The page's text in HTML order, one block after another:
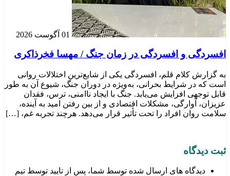
01 آگوست 2026
افسردگی و افسردگی در زمان جنگ / مهسا فخرذاکری
به گزارش کلام قلم، افسردگی یکی از شایع‌ترین اختلالات روانی
است که در شرایط بحرانی، به‌ویژه در دوران جنگ، شیوع آن به طور
قابل توجهی افزایش می‌یابد. جنگ با ایجاد ناامنی، ترس، فقدان
عزیزان، آوارگی، مشکلات اقتصادی و از بین رفتن امید به آینده،
سلامت روان افراد را تحت تأثیر قرار می‌دهد. هرچند تجربه غم، […]
ثبت دیدگاه
دیدگاه های ارسال شده توسط شما، پس از تایید توسط تیم